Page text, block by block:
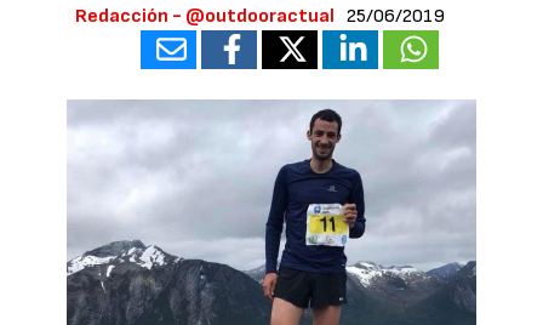
Redacción - @outdooractual 25/06/2019